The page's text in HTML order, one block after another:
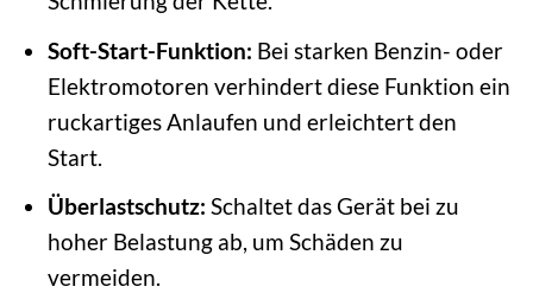
Soft-Start-Funktion: Bei starken Benzin- oder
Elektromotoren verhindert diese Funktion ein
ruckartiges Anlaufen und erleichtert den
Start.
Überlastschutz: Schaltet das Gerät bei zu
hoher Belastung ab, um Schäden zu
vermeiden.